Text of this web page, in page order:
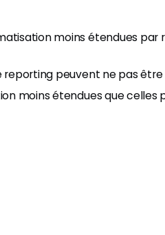
moins étendues par
reporting peuvent ne pas être
moins étendues que celles